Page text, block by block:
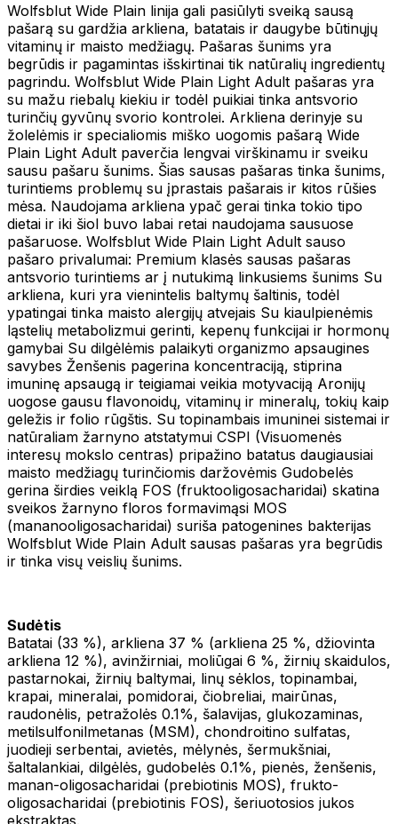
Wolfsblut Wide Plain linija gali pasiūlyti sveiką sausą
pašarą su gardžia arkliena, batatais ir daugybe būtinųjų
vitaminų ir maisto medžiagų. Pašaras šunims yra
begrūdis ir pagamintas išskirtinai tik natūralių ingredientų
pagrindu. Wolfsblut Wide Plain Light Adult pašaras yra
su mažu riebalų kiekiu ir todėl puikiai tinka antsvorio
turinčių gyvūnų svorio kontrolei. Arkliena derinyje su
žolelėmis ir specialiomis miško uogomis pašarą Wide
Plain Light Adult paverčia lengvai virškinamu ir sveiku
sausu pašaru šunims. Šias sausas pašaras tinka šunims,
turintiems problemų su įprastais pašarais ir kitos rūšies
mėsa. Naudojama arkliena ypač gerai tinka tokio tipo
dietai ir iki šiol buvo labai retai naudojama sausuose
pašaruose. Wolfsblut Wide Plain Light Adult sauso
pašaro privalumai: Premium klasės sausas pašaras
antsvorio turintiems ar į nutukimą linkusiems šunims Su
arkliena, kuri yra vienintelis baltymų šaltinis, todėl
ypatingai tinka maisto alergijų atvejais Su kiaulpienėmis
ląstelių metabolizmui gerinti, kepenų funkcijai ir hormonų
gamybai Su dilgėlėmis palaikyti organizmo apsaugines
savybes Ženšenis pagerina koncentraciją, stiprina
imuninę apsaugą ir teigiamai veikia motyvaciją Aronijų
uogose gausu flavonoidų, vitaminų ir mineralų, tokių kaip
geležis ir folio rūgštis. Su topinambais imuninei sistemai ir
natūraliam žarnyno atstatymui CSPI (Visuomenės
interesų mokslo centras) pripažino batatus daugiausiai
maisto medžiagų turinčiomis daržovėmis Gudobelės
gerina širdies veiklą FOS (fruktooligosacharidai) skatina
sveikos žarnyno floros formavimąsi MOS
(mananooligosacharidai) suriša patogenines bakterijas
Wolfsblut Wide Plain Adult sausas pašaras yra begrūdis
ir tinka visų veislių šunims.
Sudėtis
Batatai (33 %), arkliena 37 % (arkliena 25 %, džiovinta
arkliena 12 %), avinžirniai, moliūgai 6 %, žirnių skaidulos,
pastarnokai, žirnių baltymai, linų sėklos, topinambai,
krapai, mineralai, pomidorai, čiobreliai, mairūnas,
raudonėlis, petražolės 0.1%, šalavijas, glukozaminas,
metilsulfonilmetanas (MSM), chondroitino sulfatas,
juodieji serbentai, avietės, mėlynės, šermukšniai,
šaltalankiai, dilgėlės, gudobelės 0.1%, pienės, ženšenis,
manan-oligosacharidai (prebiotinis MOS), frukto-
oligosacharidai (prebiotinis FOS), šeriuotosios jukos
ekstraktas.